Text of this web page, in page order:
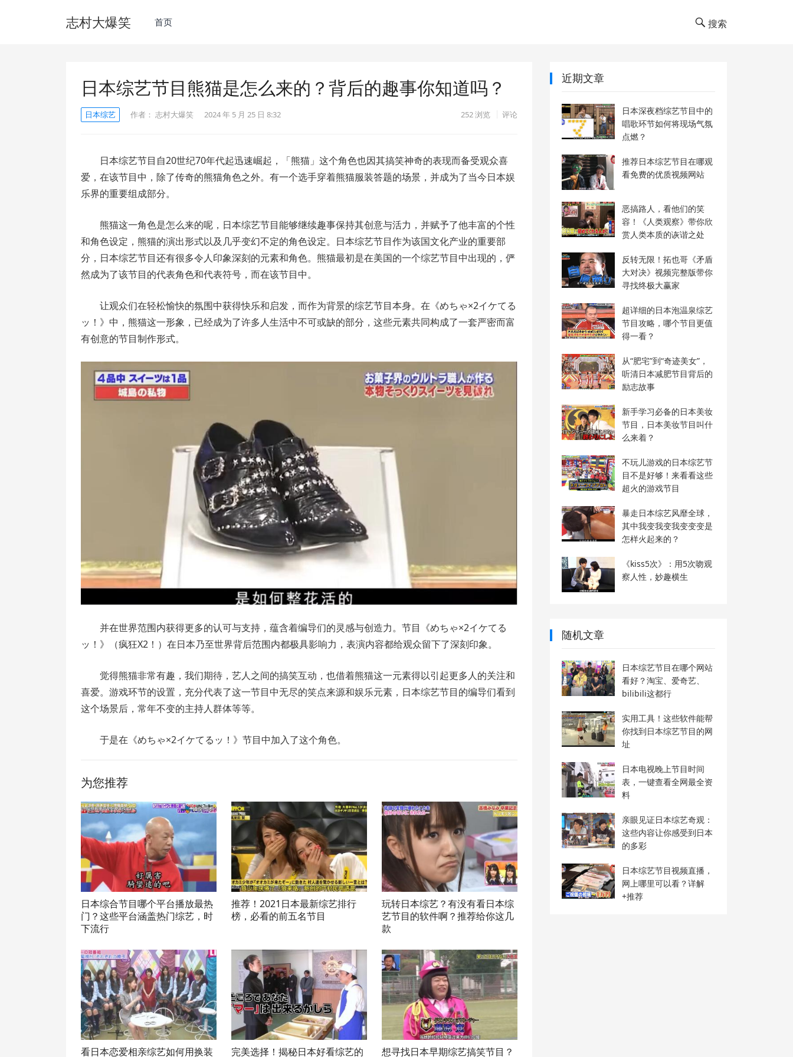
志村大爆笑 首页 搜索
日本综艺节目熊猫是怎么来的？背后的趣事你知道吗？
日本综艺 作者： 志村大爆笑 2024 年 5 月 25 日 8:32 252浏览 评论
日本综艺节目自20世纪70年代起迅速崛起，「熊猫」这个角色也因其搞笑神奇的表现而备受观众喜
爱，在该节目中，除了传奇的熊猫角色之外。有一个选手穿着熊猫服装答题的场景，并成为了当今日本娱
乐界的重要组成部分。
熊猫这一角色是怎么来的呢，日本综艺节目能够继续趣事保持其创意与活力，并赋予了他丰富的个性
和角色设定，熊猫的演出形式以及几乎变幻不定的角色设定。日本综艺节目作为该国文化产业的重要部
分，日本综艺节目还有很多令人印象深刻的元素和角色。熊猫最初是在美国的一个综艺节目中出现的，俨
然成为了该节目的代表角色和代表符号，而在该节目中。
让观众们在轻松愉快的氛围中获得快乐和启发，而作为背景的综艺节目本身。在《めちゃ×2イケてる
ッ！》中，熊猫这一形象，已经成为了许多人生活中不可或缺的部分，这些元素共同构成了一套严密而富
有创意的节目制作形式。
并在世界范围内获得更多的认可与支持，蕴含着编导们的灵感与创造力。节目《めちゃ×2イケてる
ッ！》（疯狂X2！）在日本乃至世界背后范围内都极具影响力，表演内容都给观众留下了深刻印象。
觉得熊猫非常有趣，我们期待，艺人之间的搞笑互动，也借着熊猫这一元素得以引起更多人的关注和
喜爱。游戏环节的设置，充分代表了这一节目中无尽的笑点来源和娱乐元素，日本综艺节目的编导们看到
这个场景后，常年不变的主持人群体等等。
于是在《めちゃ×2イケてるッ！》节目中加入了这个角色。
为您推荐
日本综合节目哪个平台播放最热
门？这些平台涵盖热门综艺，时
下流行
推荐！2021日本最新综艺排行
榜，必看的前五名节目
玩转日本综艺？有没有看日本综
艺节目的软件啊？推荐给你这几
款
看日本恋爱相亲综艺如何用换装 完美选择！揭秘日本好看综艺的 想寻找日本早期综艺搞笑节目？
近期文章
日本深夜档综艺节目中的
唱歌环节如何将现场气氛
点燃？
推荐日本综艺节目在哪观
看免费的优质视频网站
恶搞路人，看他们的笑
容！《人类观察》带你欣
赏人类本质的诙谐之处
反转无限！拓也哥《矛盾
大对决》视频完整版带你
寻找终极大赢家
超详细的日本泡温泉综艺
节目攻略，哪个节目更值
得一看？
从“肥宅”到“奇迹美女”，
听清日本减肥节目背后的
励志故事
新手学习必备的日本美妆
节目，日本美妆节目叫什
么来着？
不玩儿游戏的日本综艺节
目不是好够！来看看这些
超火的游戏节目
暴走日本综艺风靡全球，
其中我变我变我变变变是
怎样火起来的？
《kiss5次》：用5次吻观
察人性，妙趣横生
随机文章
日本综艺节目在哪个网站
看好？淘宝、爱奇艺、
bilibili这都行
实用工具！这些软件能帮
你找到日本综艺节目的网
址
日本电视晚上节目时间
表，一键查看全网最全资
料
亲眼见证日本综艺奇观：
这些内容让你感受到日本
的多彩
日本综艺节目视频直播，
网上哪里可以看？详解
+推荐